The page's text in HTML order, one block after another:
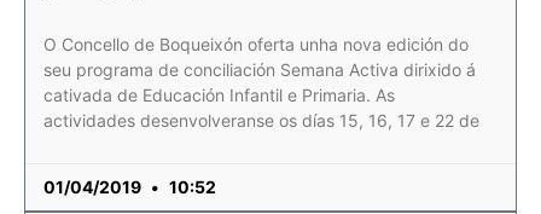
O Concello de Boqueixón oferta unha nova edición do
seu programa de conciliación Semana Activa dirixido á
cativada de Educación Infantil e Primaria. As
actividades desenvolveranse os días 15, 16, 17 e 22 de
01/04/2019 10:52